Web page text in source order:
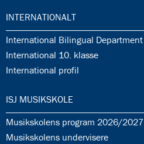
36.0:
INTERNATIONALT
36.1:
International Bilingual Department
36.2:
International 10. klasse
36.3:
International profil
37.0:
ISJ MUSIKSKOLE
37.1:
Musikskolens program 2026/2027
37.2:
Musikskolens undervisere